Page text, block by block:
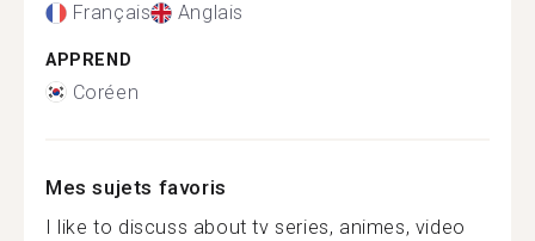
Français Anglais
APPREND
Coréen
Mes sujets favoris
I like to discuss about tv series, animes, video